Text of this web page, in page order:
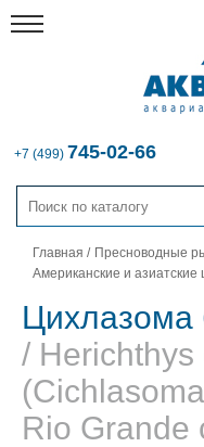
+7 (499) 745-02-66
Главная / Пресноводные
Американские и азиатские
Цихлазома
/
Rio Grande